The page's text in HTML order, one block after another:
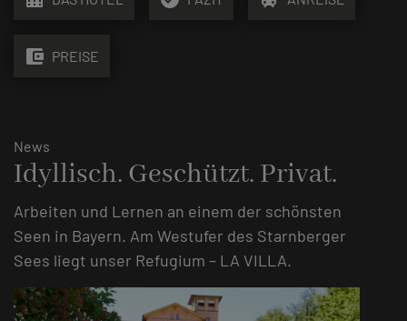
account_balance_wallet PREISE
News
Idyllisch. Geschützt. Privat.
Arbeiten und Lernen an einem der schönsten
Seen in Bayern. Am Westufer des Starnberger
Sees liegt unser Refugium – LA VILLA.